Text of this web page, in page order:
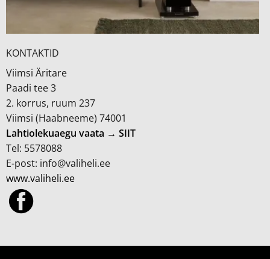
KONTAKTID
Viimsi Äritare
Paadi tee 3
2. korrus, ruum 237
Viimsi (Haabneeme) 74001
Lahtiolekuaegu vaata → SIIT
Tel: 5578088
E-post: info@valiheli.ee
www.valiheli.ee